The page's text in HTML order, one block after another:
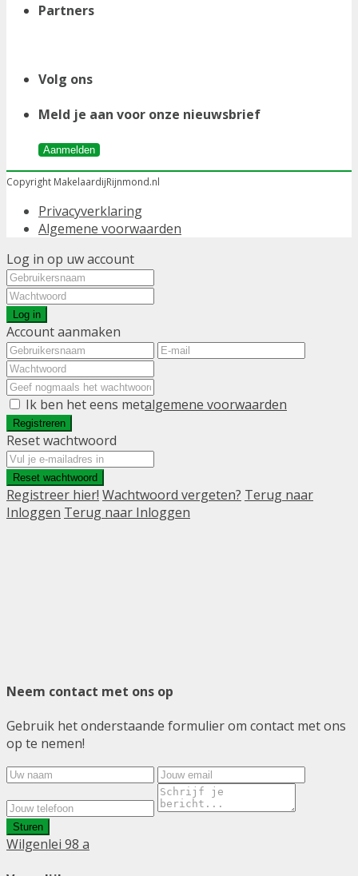
Partners
Volg ons
Meld je aan voor onze nieuwsbrief
Aanmelden
Copyright MakelaardijRijnmond.nl
Privacyverklaring
Algemene voorwaarden
Log in op uw account
Log in
Account aanmaken
Ik ben het eens metalgemene voorwaarden
Registreren
Reset wachtwoord
Reset wachtwoord
Registreer hier! Wachtwoord vergeten? Terug naar
Inloggen Terug naar Inloggen
Neem contact met ons op
Gebruik het onderstaande formulier om contact met ons
op te nemen!
Sturen
Wilgenlei 98 a